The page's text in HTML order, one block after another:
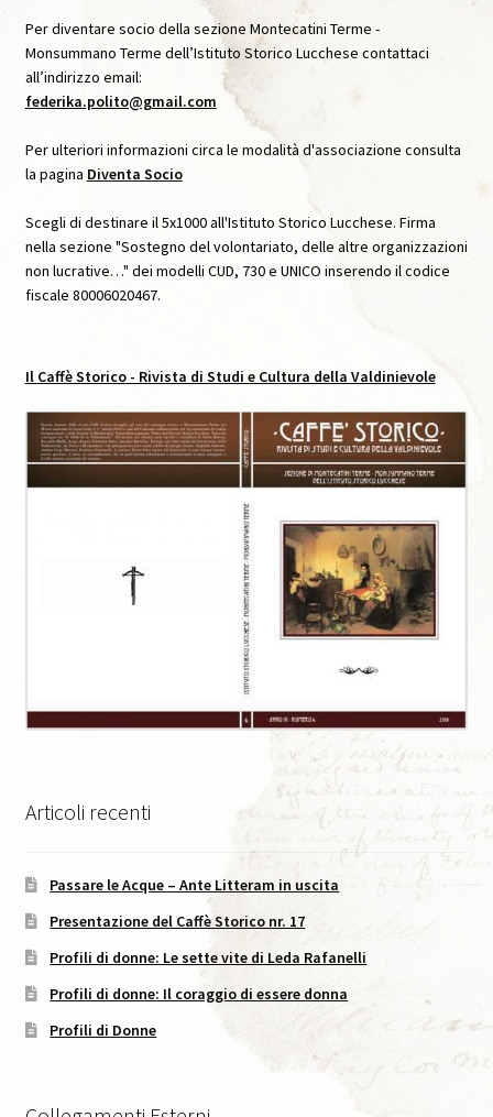
Caffè Storico, IX, Agosto 2020
Caffè Storico, VII, Settembre 2019
Caffè Storico, VIII, Dicembre 2019
Caffè Storico, XI, 2021
Caffè Storico, XII, 2022
Caffè Storico, XIII, 2022
Caffè Storico, XIX, 2026
Caffè Storico, XVII, 2024
Codice Etico di Pubblicazione
Eventi
Eventi passati
Per diventare socio della sezione Montecatini Terme -
Monsummano Terme dell’Istituto Storico Lucchese contattaci
all’indirizzo email:
federika.polito@gmail.com
Per ulteriori informazioni circa le modalità d'associazione consulta
la pagina Diventa Socio
Scegli di destinare il 5x1000 all'Istituto Storico Lucchese. Firma
nella sezione "Sostegno del volontariato, delle altre organizzazioni
non lucrative…" dei modelli CUD, 730 e UNICO inserendo il codice
fiscale 80006020467.
Il Caffè Storico- Rivista di Studi e Cultura della Valdinievole
Articoli recenti
Passare le Acque – Ante Litteram in uscita
Presentazione del Caffè Storico nr. 17
Profili di donne: Le sette vite di Leda Rafanelli
Profili di donne: Il coraggio di essere donna
Profili di Donne